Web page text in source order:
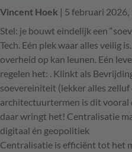
Vincent Hoek | 5 februari 2026,
Stel: je bouwt eindelijk een
Tech. Eén plek waar alles veilig
overheid op kan leunen. Eén
regelen het: . Klinkt als
soevereiniteit (lekker alles
architectuurtermen is dit vooral
daar wringt het! Centralisatie
digitaal én geopolitiek
Centralisatie is efficiënt tot het